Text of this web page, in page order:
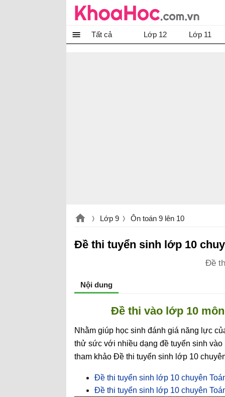
Tất cả Lớp 12 Lớp 11
Lớp 9 Ôn toán 9 lên 10
Đề thi tuyển sinh lớp 10
Đề
Nội dung
Đề thi vào lớp 10
Nhằm giúp học sinh đánh giá năng lực
thử sức với nhiều dạng đề tuyển sinh
tham khảo Đề thi tuyển sinh lớp 10
Đề thi tuyển sinh lớp 10 chuyên
Đề thi tuyển sinh lớp 10 chuyên